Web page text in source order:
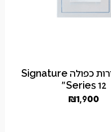
יחידת מגירות כפולה Signature
Series 12"
₪1,900